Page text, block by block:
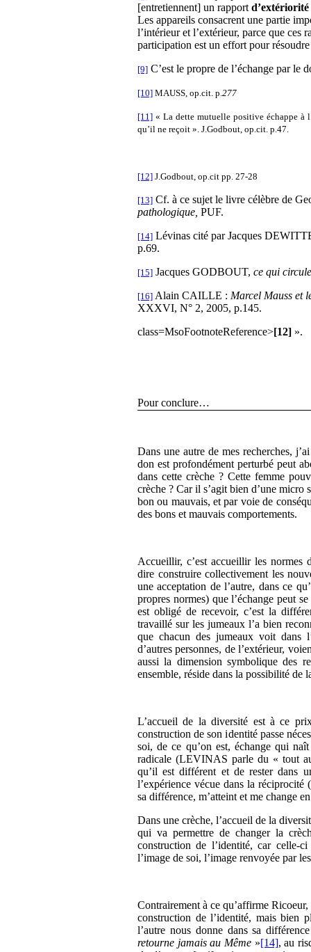
[entretiennent] un rapport d’extériorité
Les appareils consacrent une partie
l’intérieur et l’extérieur, parce que ces
participation est un effort pour
[9] C’est le propre de l’échange par le
[10] MAUSS, op.cit. p. 277
[11] « La dette mutuelle positive échappe à
qu’il ne reçoit ». J.Godbout, op.cit. p.47.
[12] J.Godbout, op.cit pp. 27-28
[13] Cf. à ce sujet le livre célèbre de
pathologique, PUF.
[14] Lévinas cité par Jacques
p.69.
[15] Jacques GODBOUT, ce qui
[16] Alain CAILLE : Marcel Mauss et
XXXVI, N° 2, 2005, p.145.
class=MsoFootnoteReference>[12] ».
Pour conclure…
Dans une autre de mes recherches,
don est profondément perturbé peut
dans cette crèche ? Cette femme
crèche ? Car il s’agit bien d’une micro
bon ou mauvais, et par voie de
des bons et mauvais comportements.
Accueillir, c’est accueillir les normes
dire construire collectivement les
une acceptation de l’autre, dans ce
propres normes) que l’échange peut
est obligé de recevoir, c’est la
travaillé sur les jumeaux l’a bien
que chacun des jumeaux voit dans
d’autres personnes, de l’extérieur,
aussi la dimension symbolique des
ensemble, réside dans la possibilité de
L’accueil de la diversité est à ce
construction de son identité passe
soi, de ce qu’on est, échange qui
radicale (LEVINAS parle du « tout
qu’il est différent et de rester dans
l’expérience vécue dans la
sa différence, m’atteint et me change
Dans une crèche, l’accueil de la
qui va permettre de changer la
construction de l’identité, car celle-
l’image de soi, l’image renvoyée par
Contrairement à ce qu’affirme
construction de l’identité, mais bien
l’autre nous donne dans sa
retourne jamais au Même »[14], au